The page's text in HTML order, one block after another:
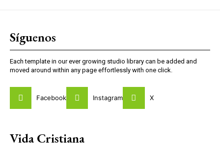
Síguenos
Each template in our ever growing studio library can be added and
moved around within any page effortlessly with one click.
Facebook Instagram X
Vida Cristiana